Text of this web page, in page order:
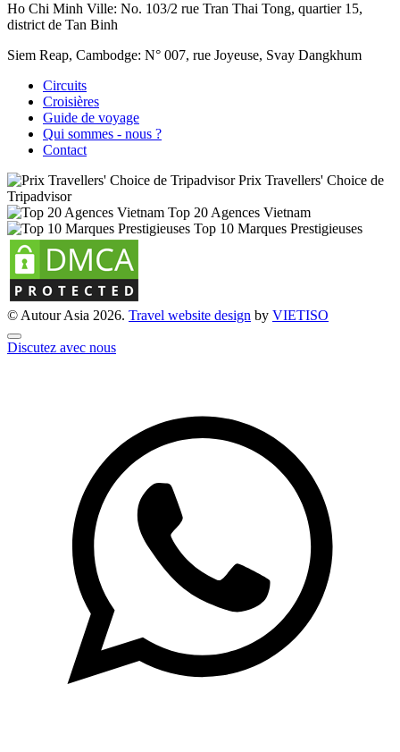
Ho Chi Minh Ville: No. 103/2 rue Tran Thai Tong, quartier 15,
district de Tan Binh
Siem Reap, Cambodge: N° 007, rue Joyeuse, Svay Dangkhum
Circuits
Croisières
Guide de voyage
Qui sommes - nous ?
Contact
Prix Travellers' Choice de
Tripadvisor
Top 20 Agences Vietnam
Top 10 Marques Prestigieuses
© Autour Asia 2026. Travel website design by VIETISO
Discutez avec nous